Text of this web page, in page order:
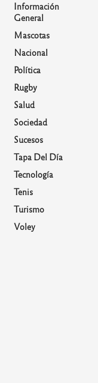
Información
General
Mascotas
Nacional
Política
Rugby
Salud
Sociedad
Sucesos
Tapa Del Día
Tecnología
Tenis
Turismo
Voley